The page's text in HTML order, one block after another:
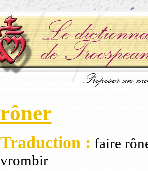
rôner
Traduction : faire
vrombir